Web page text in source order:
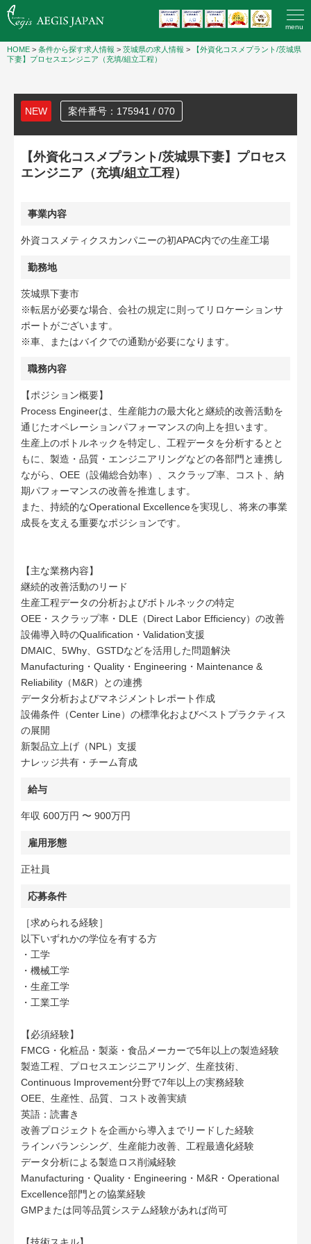
menu
HOME > 条件から探す求人情報 > 茨城県の求人情報 >
【外資化コスメプラント/茨城県
下妻】プロセスエンジニア（充填/組立工程）
NEW 案件番号：175941 / 070
【外資化コスメプラント/茨城県下妻】プロセス
エンジニア（充填/組立工程）
事業内容
外資コスメティクスカンパニーの初APAC内での生産工場
勤務地
茨城県下妻市
※転居が必要な場合、会社の規定に則ってリロケーションサ
ポートがございます。
※車、またはバイクでの通勤が必要になります。
職務内容
【ポジション概要】
Process Engineerは、生産能力の最大化と継続的改善活動を
通じたオペレーションパフォーマンスの向上を担います。
生産上のボトルネックを特定し、工程データを分析するとと
もに、製造・品質・エンジニアリングなどの各部門と連携し
ながら、OEE（設備総合効率）、スクラップ率、コスト、納
期パフォーマンスの改善を推進します。
また、持続的なOperational Excellenceを実現し、将来の事業
成長を支える重要なポジションです。
【主な業務内容】
継続的改善活動のリード
生産工程データの分析およびボトルネックの特定
OEE・スクラップ率・DLE（Direct Labor Efficiency）の改善
設備導入時のQualification・Validation支援
DMAIC、5Why、GSTDなどを活用した問題解決
Manufacturing・Quality・Engineering・Maintenance &
Reliability（M&R）との連携
データ分析およびマネジメントレポート作成
設備条件（Center Line）の標準化およびベストプラクティス
の展開
新製品立上げ（NPL）支援
ナレッジ共有・チーム育成
給与
年収 600万円 〜 900万円
雇用形態
正社員
応募条件
［求められる経験］
以下いずれかの学位を有する方
・工学
・機械工学
・生産工学
・工業工学
【必須経験】
FMCG・化粧品・製薬・食品メーカーで5年以上の製造経験
製造工程、プロセスエンジニアリング、生産技術、
Continuous Improvement分野で7年以上の実務経験
OEE、生産性、品質、コスト改善実績
英語：読書き
改善プロジェクトを企画から導入までリードした経験
ラインバランシング、生産能力改善、工程最適化経験
データ分析による製造ロス削減経験
Manufacturing・Quality・Engineering・M&R・Operational
Excellence部門との協業経験
GMPまたは同等品質システム経験があれば尚可